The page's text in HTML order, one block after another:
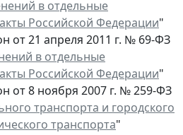
в отдельные
Российской Федерации"
от 21 апреля 2011 г. № 69-ФЗ
в отдельные
Российской Федерации"
от 8 ноября 2007 г. № 259-ФЗ
транспорта и городского
транспорта"